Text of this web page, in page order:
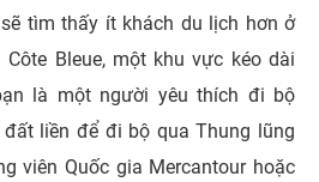
tìm thấy ít khách du lịch hơn ở
Bleue, một khu vực kéo dài
là một người yêu thích đi bộ
liền để đi bộ qua Thung lũng
viên Quốc gia Mercantour hoặc